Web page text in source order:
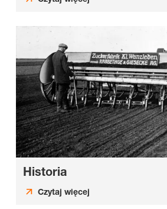
Historia
Czytaj więcej